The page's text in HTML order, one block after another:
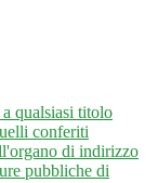
qualsiasi titolo
conferiti
di indirizzo
pubbliche di